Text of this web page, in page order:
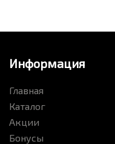
Информация
Главная
Каталог
Акции
Бонусы